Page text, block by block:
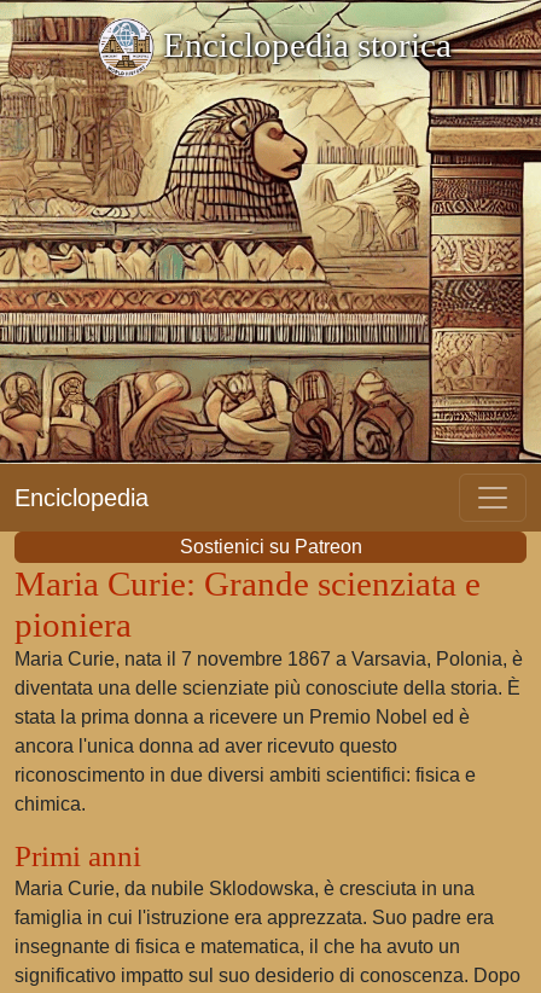
Enciclopedia storica
Enciclopedia
Sostienici su Patreon
Maria Curie: Grande scienziata e
pioniera
Maria Curie, nata il 7 novembre 1867 a Varsavia, Polonia, è
diventata una delle scienziate più conosciute della storia. È
stata la prima donna a ricevere un Premio Nobel ed è
ancora l'unica donna ad aver ricevuto questo
riconoscimento in due diversi ambiti scientifici: fisica e
chimica.
Primi anni
Maria Curie, da nubile Sklodowska, è cresciuta in una
famiglia in cui l'istruzione era apprezzata. Suo padre era
insegnante di fisica e matematica, il che ha avuto un
significativo impatto sul suo desiderio di conoscenza. Dopo